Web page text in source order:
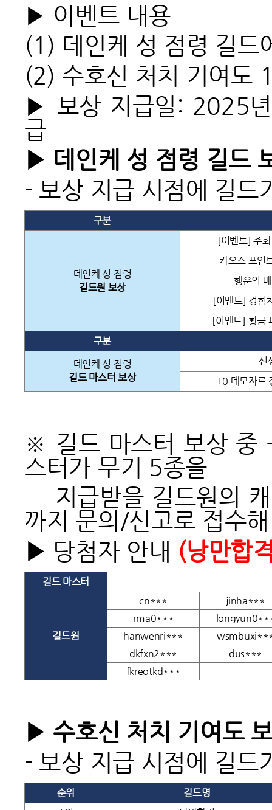
▶ 이벤트 내용
(1) 데인케 성 점령 길드
(2) 수호신 처치 기여도
▶ 보상 지급일: 2025
급
▶ 데인케 성 점령 길드
- 보상 지급 시점에 길드
구분
데인케 성 점령
길드원 보상
[이벤트] 주
카오스 포인
행운의
[이벤트] 경험
[이벤트] 황금
구분
데인케 성 점령
길드 마스터 보상
신
+0 데모자르
※ 길드 마스터 보상 중
스터가 무기 5종을
지급받을 길드원의
까지 문의/신고로 접수
▶ 당첨자 안내 (낭만합
길드 마스터
길드원
cn***
jinha***
rma0***
hanwenri***
dkfxn2***
dus***
fkreotkd***
▶ 수호신 처치 기여도
- 보상 지급 시점에 길드
순위
길드명